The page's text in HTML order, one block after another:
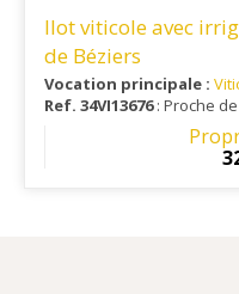
Ilot viticole avec
de Béziers
Vocation principale :
Ref. 34VI13676: Proche